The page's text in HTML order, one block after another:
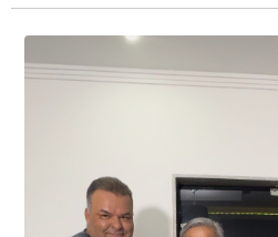
Presidente Kennedy
01 de junho, uma
adulteração,
videomonitoramento acionou
Durante a abordagem a
conta do sistema de
recentemente em todo o